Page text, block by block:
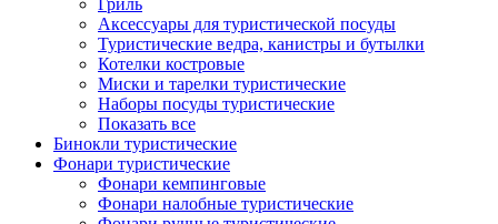
Гриль
Аксессуары для туристической посуды
Туристические ведра, канистры и бутылки
Котелки костровые
Миски и тарелки туристические
Наборы посуды туристические
Показать все
Бинокли туристические
Фонари туристические
Фонари кемпинговые
Фонари налобные туристические